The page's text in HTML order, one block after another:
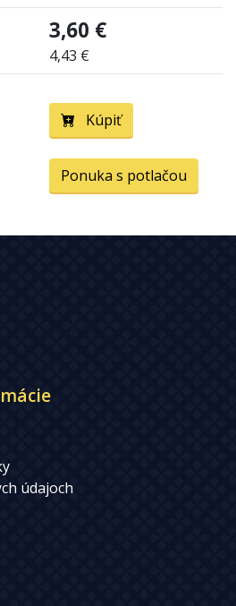
3,60 €
4,43 €
Kúpiť
Ponuka s potlačou
údajoch